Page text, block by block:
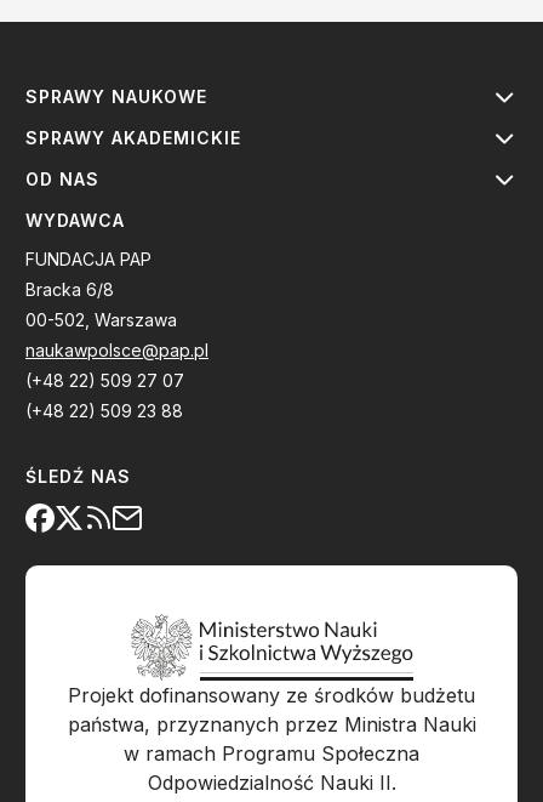
SPRAWY NAUKOWE
SPRAWY AKADEMICKIE
OD NAS
WYDAWCA
FUNDACJA PAP
Bracka 6/8
00-502, Warszawa
naukawpolsce@pap.pl
(+48 22) 509 27 07
(+48 22) 509 23 88
ŚLEDŹ NAS
Projekt dofinansowany ze środków budżetu
państwa, przyznanych przez Ministra Nauki
w ramach Programu Społeczna
Odpowiedzialność Nauki II.